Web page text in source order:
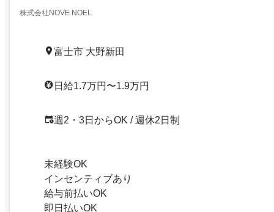
株式会社NOVE NOEL
富士市 大野新田
日給1.7万円〜1.9万円
週2・3日からOK / 週休2日制
未経験OK
インセンティブあり
給与前払いOK
即日払いOK